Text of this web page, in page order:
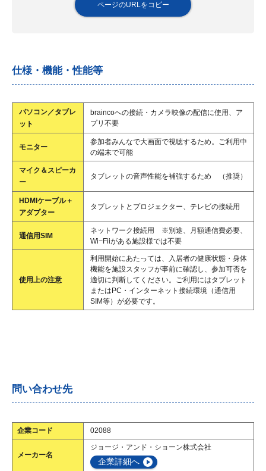
ページのURLをコピー
仕様・機能・性能等
パソコン／タブレ
ット
braincoへの接続・カメラ映像の配信に使用、ア
プリ不要
モニター
参加者みんなで大画面で視聴するため。ご利用中
の端末で可能
マイク＆スピーカ
ー
タブレットの音声性能を補強するため （推奨）
HDMIケーブル＋
アダプター
タブレットとプロジェクター、テレビの接続用
通信用SIM
ネットワーク接続用 ※別途、月額通信費必要、
Wi−Fiiがある施設様では不要
使用上の注意
利用開始にあたっては、入居者の健康状態・身体
機能を施設スタッフが事前に確認し、参加可否を
適切に判断してください。ご利用にはタブレット
またはPC・インターネット接続環境（通信用
SIM等）が必要です。
問い合わせ先
企業コード 02088
メーカー名
ジョージ・アンド・ショーン株式会社
企業詳細へ